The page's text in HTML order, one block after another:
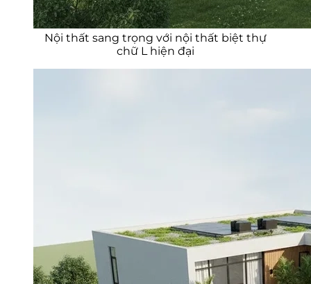
Nội thất sang trọng với nội thất biệt thự
chữ L hiện đại